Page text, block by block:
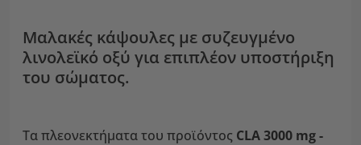
Μαλακές κάψουλες με συζευγμένο
λινολεϊκό οξύ για επιπλέον υποστήριξη
του σώματος.
Τα πλεονεκτήματα του προϊόντος CLA 3000 mg -